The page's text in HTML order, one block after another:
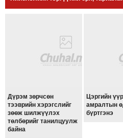
ЭРДЭНЭТ
ТОЙРОНД
"ОУВС"-
ИЙН
Дүрэм зөрчсөн
тээврийн хэрэгслийг
зөөж шилжүүлэх
төлбөрийг танилцуулж
байна
Цэргийн
амралтын
бүртгэнэ